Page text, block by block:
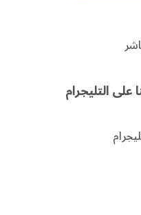
على التليجرام